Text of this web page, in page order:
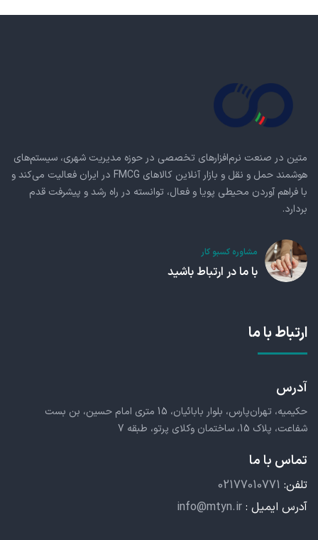
متین در صنعت نرم‌افزارهای تخصصی در حوزه مدیریت شهری، سیستم‌های
هوشمند حمل و نقل و بازار آنلاین کالاهای FMCG در ایران فعالیت می‌کند و
با فراهم آوردن محیطی پویا و فعال، توانسته در راه رشد و پیشرفت قدم
بردارد.
مشاوره کسبو کار
با ما در ارتباط باشید
ارتباط با ما
آدرس
حکیمیه، تهران‌پارس، بلوار بابائیان، 15 متری امام حسین، بن بست
شفاعت، پلاک 15، ساختمان وکلای پرتو، طبقه 7
تماس با ما
تلفن: 02177010771
آدرس ایمیل : info@mtyn.ir